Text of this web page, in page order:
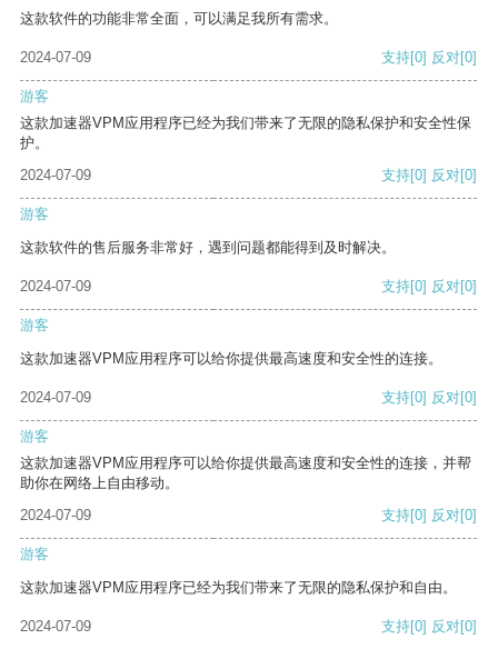
这款软件的功能非常全面，可以满足我所有需求。
2024-07-09 支持[0] 反对[0]
游客
这款加速器VPM应用程序已经为我们带来了无限的隐私保护和安全性保
护。
2024-07-09
支持[0] 反对[0]
游客
这款软件的售后服务非常好，遇到问题都能得到及时解决。
2024-07-09 支持[0] 反对[0]
游客
这款加速器VPM应用程序可以给你提供最高速度和安全性的连接。
2024-07-09 支持[0] 反对[0]
游客
这款加速器VPM应用程序可以给你提供最高速度和安全性的连接，并帮
助你在网络上自由移动。
2024-07-09
支持[0] 反对[0]
游客
这款加速器VPM应用程序已经为我们带来了无限的隐私保护和自由。
2024-07-09 支持[0] 反对[0]